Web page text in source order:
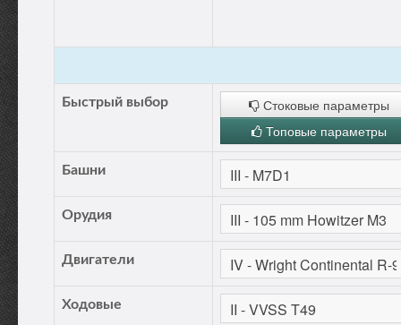
Быстрый выбор
Стоковые параметры
Топовые параметры
Башни
Орудия
Двигатели
Ходовые